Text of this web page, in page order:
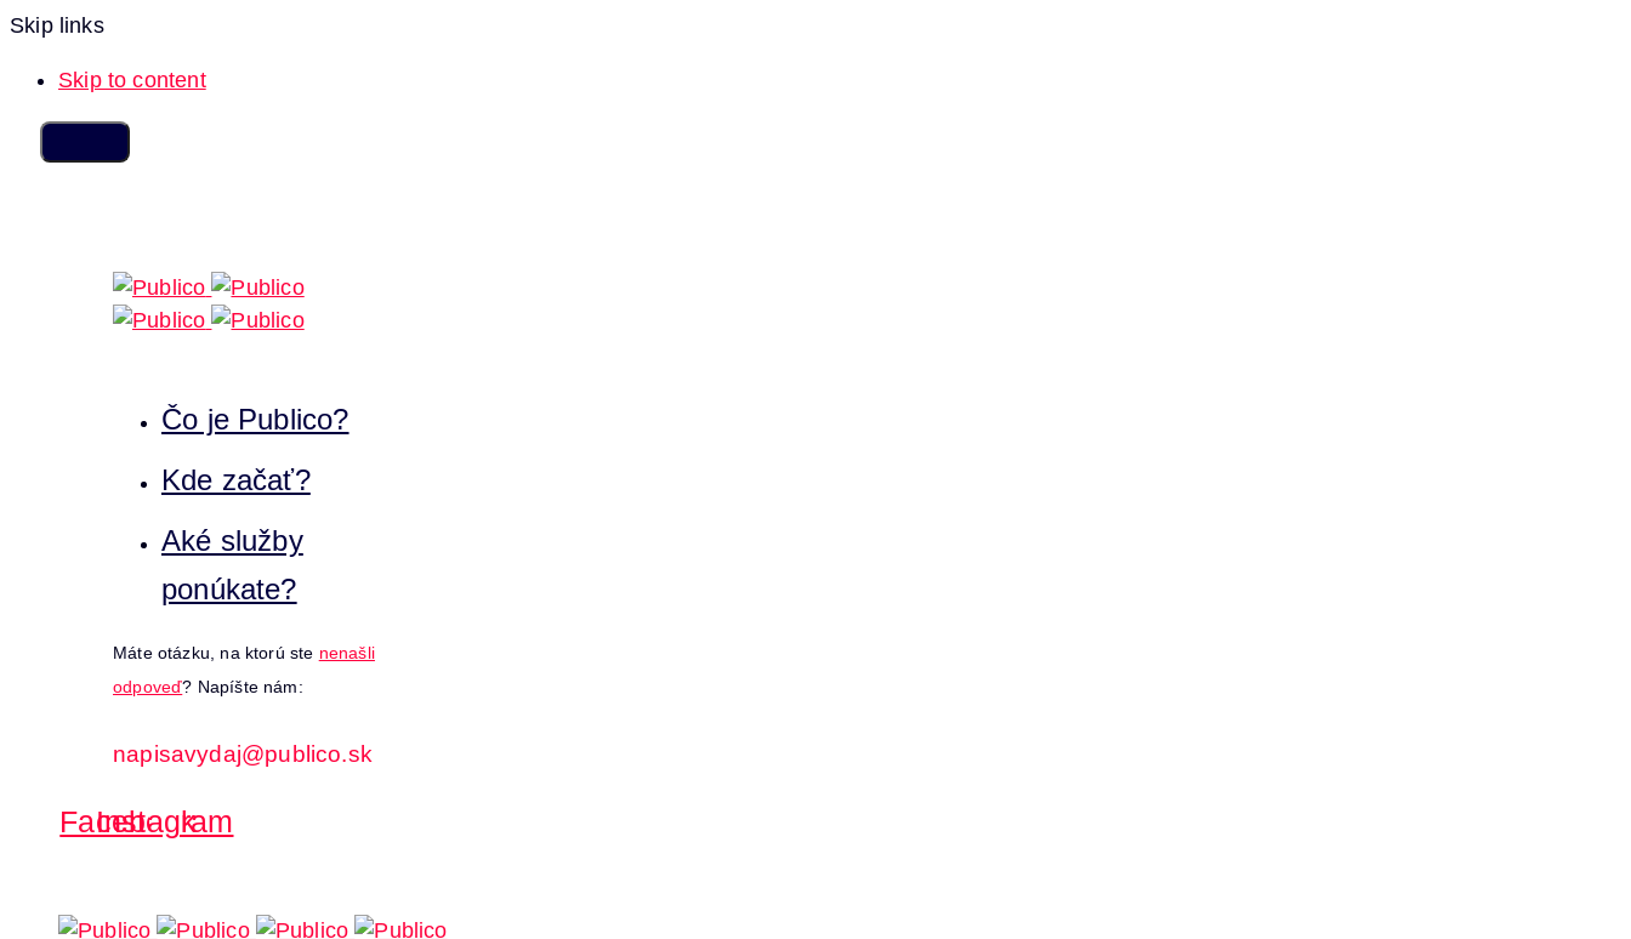
Skip links
Skip to content
Čo je Publico?
Kde začať?
Aké služby
ponúkate?
Máte otázku, na ktorú ste nenašli
odpoveď? Napíšte nám:
napisavydaj@publico.sk
Facebook
Instagram